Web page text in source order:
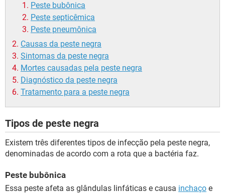
Peste bubônica
Peste septicêmica
Peste pneumônica
Causas da peste negra
Sintomas da peste negra
Mortes causadas pela peste negra
Diagnóstico da peste negra
Tratamento para a peste negra
Tipos de peste negra
Existem três diferentes tipos de infecção pela peste negra,
denominadas de acordo com a rota que a bactéria faz.
Peste bubônica
Essa peste afeta as glândulas linfáticas e causa inchaço e